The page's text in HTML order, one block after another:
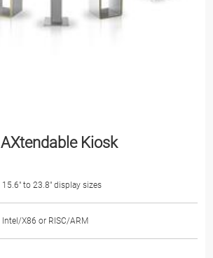
AXtendable Kiosk
15.6" to 23.8" display sizes
Intel/X86 or RISC/ARM